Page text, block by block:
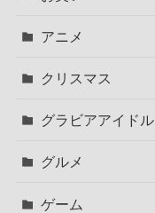
アニメ
クリスマス
グラビアアイドル
グルメ
ゲーム